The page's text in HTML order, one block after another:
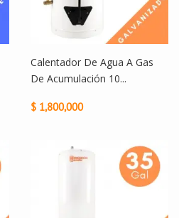
Calentador De Agua A Gas
De Acumulación 10...
$ 1,800,000